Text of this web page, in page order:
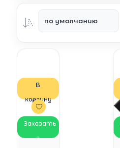
В
корзину
Заказать
в